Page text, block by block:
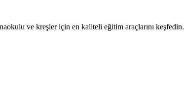
ve kreşler için en kaliteli eğitim araçlarını keşfedin.